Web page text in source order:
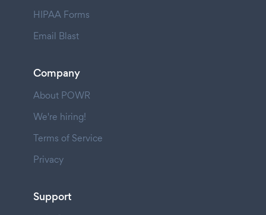
HIPAA Forms
Email Blast
Company
About POWR
We're hiring!
Terms of Service
Privacy
Support